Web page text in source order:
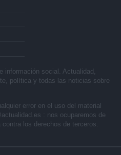
información social. Actualidad,
política y todas las noticias sobre
error en el uso del material
: nos ocuparemos de
contra los derechos de terceros.